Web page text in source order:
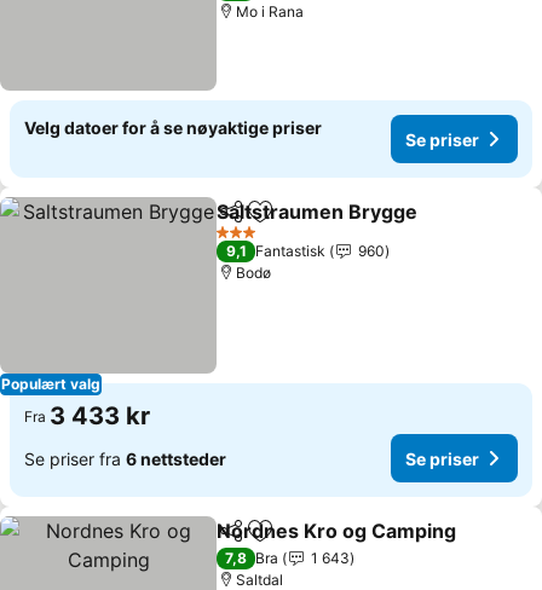
Mo i Rana
Velg datoer for å se nøyaktige priser
Se priser
Populært valg
Del Legg til i favoritter
Saltstraumen Brygge
3 Stjerner
9,1 Fantastisk
960
Bodø
Fra 3 433 kr
Se priser fra 6 nettsteder Se priser
Del Legg til i favoritter
Nordnes Kro og Camping
7,8 Bra
1 643
Saltdal